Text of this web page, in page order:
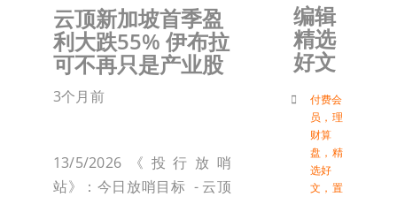
云顶新加坡首季盈
利大跌55% 伊布拉
可不再只是产业股
3个月前
13/5/2026《投行放哨
站》：今日放哨目标 - 云顶
编辑
精选
好文
付费会
员 ， 理
财算
盘 ， 精
选好
文 ， 置